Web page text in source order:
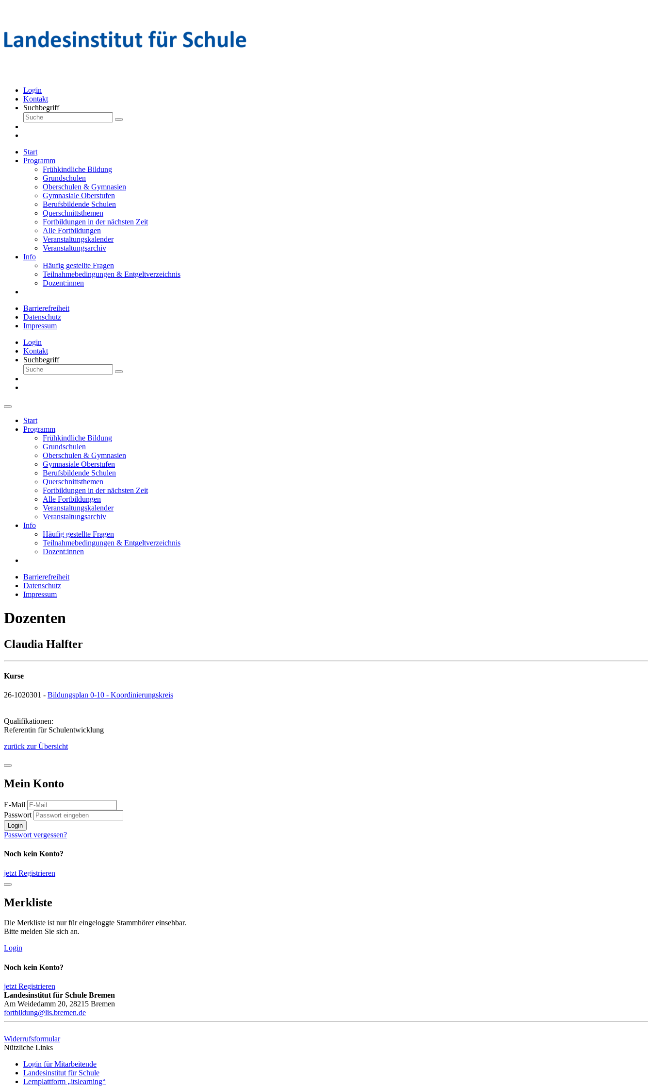
Login
Kontakt
Suchbegriff
Start
Programm
Frühkindliche Bildung
Grundschulen
Oberschulen & Gymnasien
Gymnasiale Oberstufen
Berufsbildende Schulen
Querschnittsthemen
Fortbildungen in der nächsten Zeit
Alle Fortbildungen
Veranstaltungskalender
Veranstaltungsarchiv
Info
Häufig gestellte Fragen
Teilnahmebedingungen & Entgeltverzeichnis
Dozent:innen
Barrierefreiheit
Datenschutz
Impressum
Login
Kontakt
Suchbegriff
Start
Programm
Frühkindliche Bildung
Grundschulen
Oberschulen & Gymnasien
Gymnasiale Oberstufen
Berufsbildende Schulen
Querschnittsthemen
Fortbildungen in der nächsten Zeit
Alle Fortbildungen
Veranstaltungskalender
Veranstaltungsarchiv
Info
Häufig gestellte Fragen
Teilnahmebedingungen & Entgeltverzeichnis
Dozent:innen
Barrierefreiheit
Datenschutz
Impressum
Dozenten
Claudia Halfter
Kurse
26-1020301 - Bildungsplan 0-10 - Koordinierungskreis
Qualifikationen:
Referentin für Schulentwicklung
zurück zur Übersicht
Mein Konto
E-Mail
Passwort
Login
Passwort vergessen?
Noch kein Konto?
jetzt Registrieren
Merkliste
Die Merkliste ist nur für eingeloggte Stammhörer einsehbar.
Bitte melden Sie sich an.
Login
Noch kein Konto?
jetzt Registrieren
Landesinstitut für Schule Bremen
Am Weidedamm 20, 28215 Bremen
fortbildung@lis.bremen.de
Widerrufsformular
Nützliche Links
Login für Mitarbeitende
Landesinstitut für Schule
Lernplattform „itslearning“